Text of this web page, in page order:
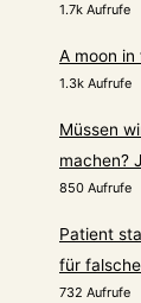
1.7k Aufrufe
A moon in
1.3k Aufrufe
Müssen
machen?
850 Aufrufe
Patient
für
732 Aufrufe